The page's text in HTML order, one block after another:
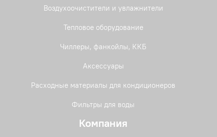
Воздухоочистители и увлажнители
Тепловое оборудование
Чиллеры, фанкойлы, ККБ
Аксессуары
Расходные материалы для кондиционеров
Фильтры для воды
Компания